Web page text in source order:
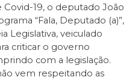
19, o deputado João
“Fala, Deputado (a)”,
Legislativa, veiculado
criticar o governo
com a legislação.
vem respeitando as